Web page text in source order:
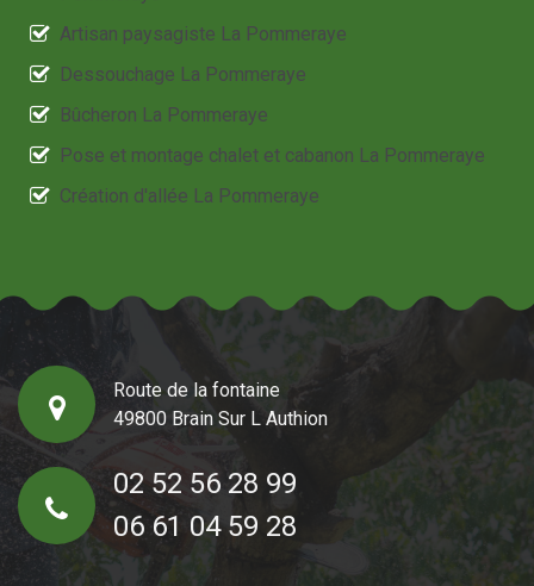
Artisan paysagiste La Pommeraye
Dessouchage La Pommeraye
Bûcheron La Pommeraye
Pose et montage chalet et cabanon La Pommeraye
Création d'allée La Pommeraye
Route de la fontaine
49800 Brain Sur L Authion
02 52 56 28 99
06 61 04 59 28